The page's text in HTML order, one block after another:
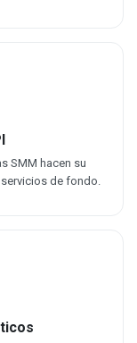
SMM hacen su
de fondo.